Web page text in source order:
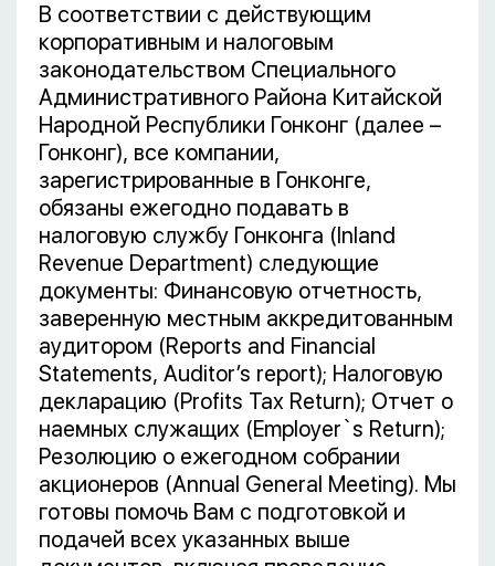
В соответствии с действующим
корпоративным и налоговым
законодательством Специального
Административного Района Китайской
Народной Республики Гонконг (далее –
Гонконг), все компании,
зарегистрированные в Гонконге,
обязаны ежегодно подавать в
налоговую службу Гонконга (Inland
Revenue Department) следующие
документы: Финансовую отчетность,
заверенную местным аккредитованным
аудитором (Reports and Financial
Statements, Auditor’s report); Налоговую
декларацию (Profits Tax Return); Отчет о
наемных служащих (Employer`s Return);
Резолюцию о ежегодном собрании
акционеров (Annual General Meeting). Мы
готовы помочь Вам с подготовкой и
подачей всех указанных выше